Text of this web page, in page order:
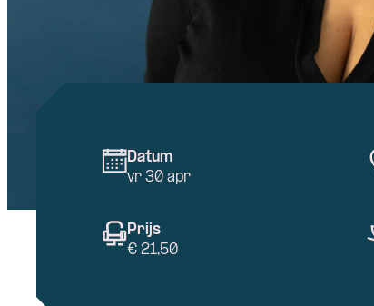
Datum
vr 30 apr
Prijs
€ 21,50